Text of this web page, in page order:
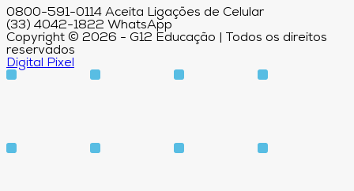
0800-591-0114 Aceita Ligações de Celular
(33) 4042-1822 WhatsApp
Copyright © 2026 - G12 Educação | Todos os direitos
reservados
Digital Pixel